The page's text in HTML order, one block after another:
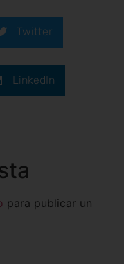
Twitter
LinkedIn
para publicar un